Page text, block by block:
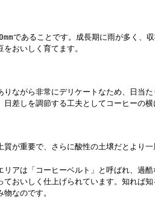
であることです。成長期に雨が多く、
おいしく育てます。
りながら非常にデリケートなため、日当
差しを調節する工夫としてコーヒーの横
が重要で、さらに酸性の土壌だとより一
リアは「コーヒーベルト」と呼ばれ、過
ておいしく仕上げられています。知れば
なのです。